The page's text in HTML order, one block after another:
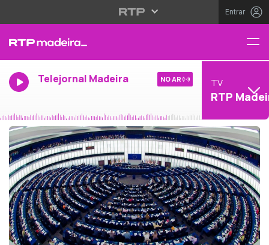
Entrar
Telejornal Madeira NO AR TV
RTP